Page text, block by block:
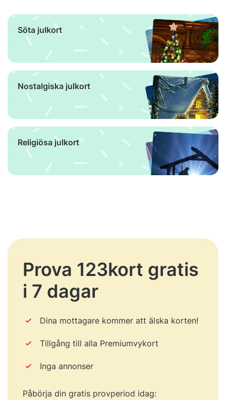
Söta julkort
Nostalgiska julkort
Religiösa julkort
Prova 123kort gratis
i 7 dagar
Dina mottagare kommer att älska korten!
Tillgång till alla Premiumvykort
Inga annonser
Påbörja din gratis provperiod idag: